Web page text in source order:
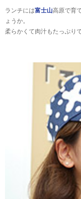
ランチには富士山高原で育
ょうか。
柔らかくて肉汁もたっぷり